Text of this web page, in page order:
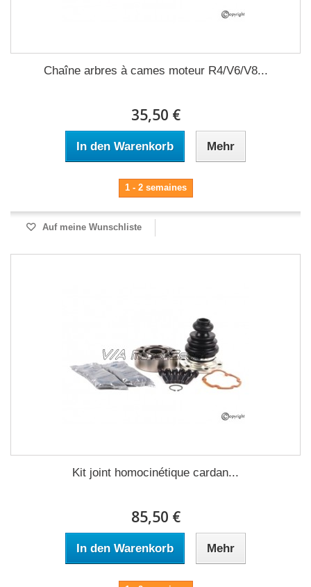
Chaîne arbres à cames moteur R4/V6/V8...
35,50 €
In den Warenkorb Mehr
1 - 2 semaines
Auf meine Wunschliste
Kit joint homocinétique cardan...
85,50 €
In den Warenkorb Mehr